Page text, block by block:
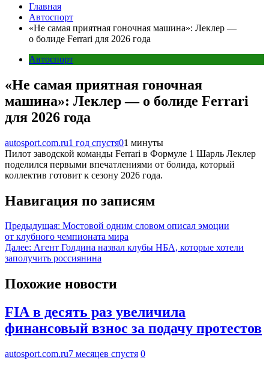
Главная
Автоспорт
«Не самая приятная гоночная машина»: Леклер —
о болиде Ferrari для 2026 года
Автоспорт
«Не самая приятная гоночная
машина»: Леклер — о болиде Ferrari
для 2026 года
autosport.com.ru1 год спустя01 минуты
Пилот заводской команды Ferrari в Формуле 1 Шарль Леклер
поделился первыми впечатлениями от болида, который
коллектив готовит к сезону 2026 года.
Навигация по записям
Предыдущая: Мостовой одним словом описал эмоции
от клубного чемпионата мира
Далее: Агент Голдина назвал клубы НБА, которые хотели
заполучить россиянина
Похожие новости
FIA в десять раз увеличила
финансовый взнос за подачу протестов
autosport.com.ru7 месяцев спустя 0